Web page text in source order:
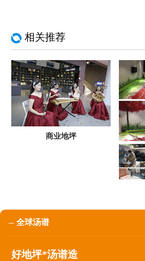
相关推荐
商业地坪
全球汤谱
好地坪*汤谱造